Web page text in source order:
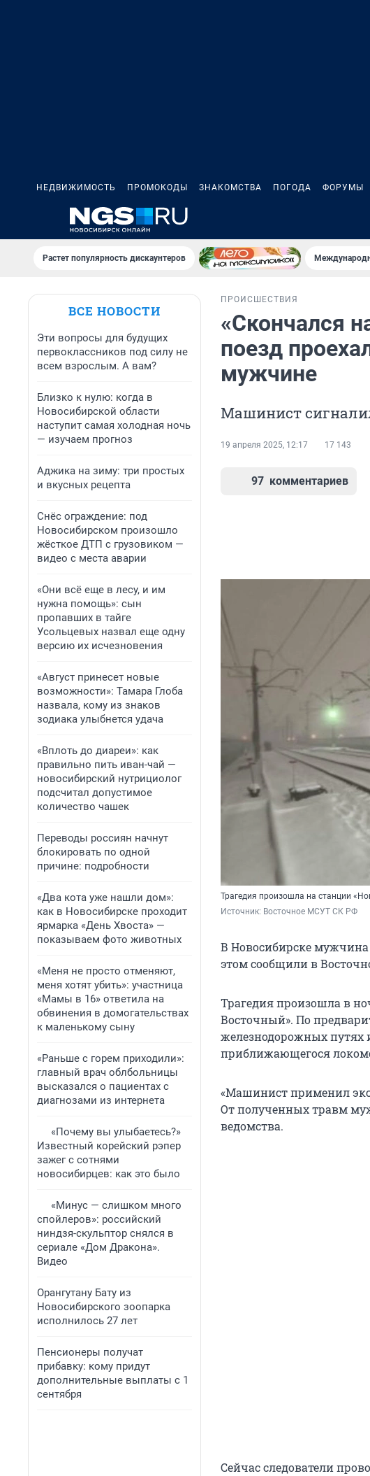
НЕДВИЖИМОСТЬ ПРОМОКОДЫ ЗНАКОМСТВА ПОГОДА ФОРУМЫ
Растет популярность дискаунтеров
ВСЕ НОВОСТИ
Эти вопросы для будущих
первоклассников под силу не
всем взрослым. А вам?
Близко к нулю: когда в
Новосибирской области
наступит самая холодная ночь
— изучаем прогноз
Аджика на зиму: три простых
и вкусных рецепта
Снёс ограждение: под
Новосибирском произошло
жёсткое ДТП с грузовиком —
видео с места аварии
«Они всё еще в лесу, и им
нужна помощь»: сын
пропавших в тайге
Усольцевых назвал еще одну
версию их исчезновения
«Август принесет новые
возможности»: Тамара Глоба
назвала, кому из знаков
зодиака улыбнется удача
«Вплоть до диареи»: как
правильно пить иван-чай —
новосибирский нутрициолог
подсчитал допустимое
количество чашек
Переводы россиян начнут
блокировать по одной
причине: подробности
«Два кота уже нашли дом»:
как в Новосибирске проходит
ярмарка «День Хвоста» —
показываем фото животных
«Меня не просто отменяют,
меня хотят убить»: участница
«Мамы в 16» ответила на
обвинения в домогательствах
к маленькому сыну
«Раньше с горем приходили»:
главный врач облбольницы
высказался о пациентах с
диагнозами из интернета
«Почему вы улыбаетесь?»
Известный корейский рэпер
зажег с сотнями
новосибирцев: как это было
«Минус — слишком много
спойлеров»: российский
ниндзя-скульптор снялся в
сериале «Дом Дракона».
Видео
Орангутану Бату из
Новосибирского зоопарка
исполнилось 27 лет
Пенсионеры получат
прибавку: кому придут
дополнительные выплаты с 1
сентября
ПРОИСШЕСТВИЯ
«Скончался
поезд
мужчине
Машинист
19 апреля 2025, 12:17 17 143
97 комментариев
Трагедия произошла на станции
Источник: Восточное МСУТ СК РФ
В Новосибирске мужчина
этом сообщили в
Трагедия произошла в
Восточный». По
железнодорожных путях
приближающегося
«Машинист применил
От полученных травм
ведомства.
Сейчас следователи